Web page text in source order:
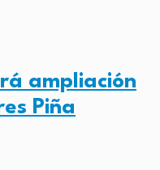
ampliación
Piña